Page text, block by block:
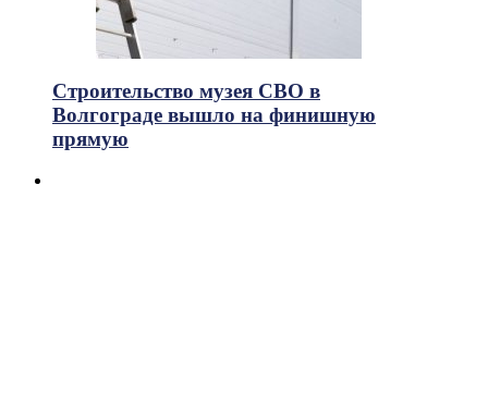
Строительство музея СВО в
Волгограде вышло на финишную
прямую